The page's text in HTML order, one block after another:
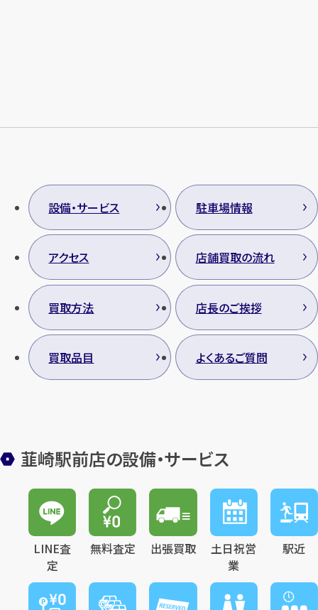
設備・サービス 駐車場情報
アクセス 店舗買取の流れ
買取方法 店長のご挨拶
買取品目 よくあるご質問
韮崎駅前店の設備・サービス
LINE査
定
無料査定 出張買取
土日祝営
業
駅近